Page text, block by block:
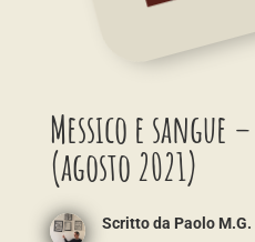
Messico e sangue
(agosto 2021)
Scritto da Paolo